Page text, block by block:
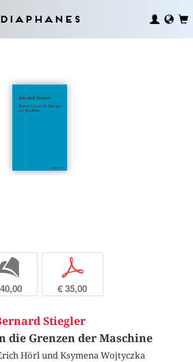
Diaphanes
p
€ 35,00
Stiegler
die Grenzen der Maschine
Hörl und Ksymena Wojtyczka